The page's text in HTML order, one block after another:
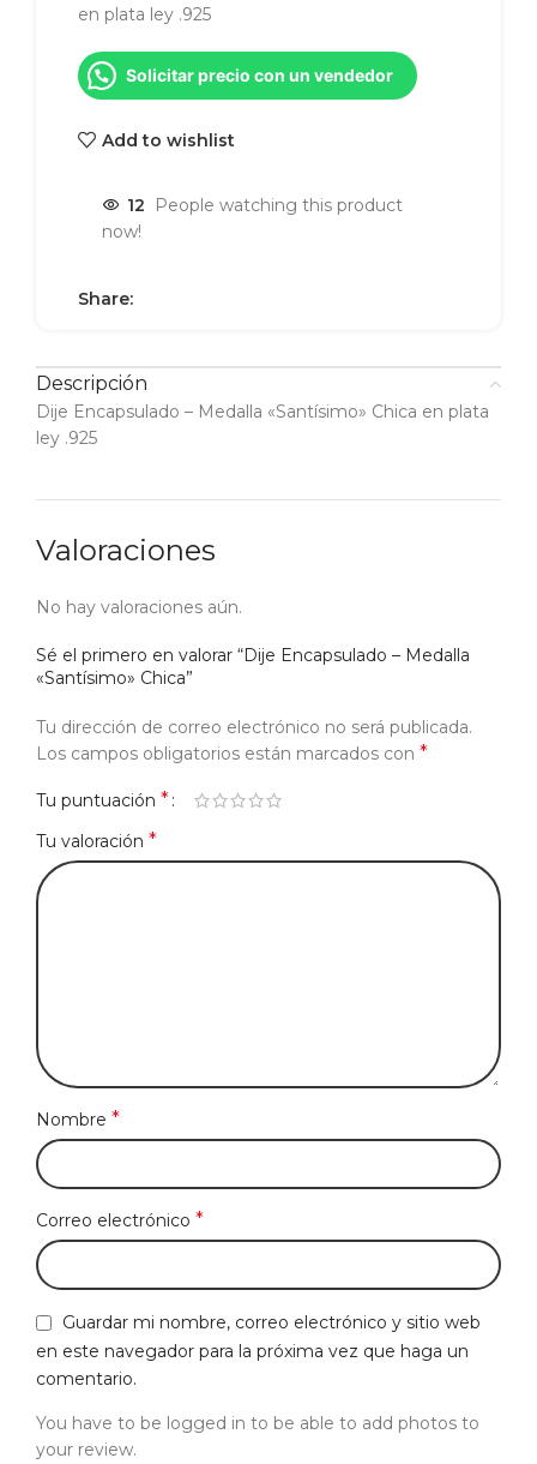
en plata ley .925
Solicitar precio con un vendedor
Add to wishlist
12
People watching this product
now!
Share:
Descripción
Dije Encapsulado – Medalla «Santísimo» Chica en plata
ley .925
Valoraciones
No hay valoraciones aún.
Sé el primero en valorar “Dije Encapsulado – Medalla
«Santísimo» Chica”
Tu dirección de correo electrónico no será publicada.
Los campos obligatorios están marcados con *
Tu puntuación *
Tu valoración *
Nombre *
Correo electrónico *
Guardar mi nombre, correo electrónico y sitio web
en este navegador para la próxima vez que haga un
comentario.
You have to be logged in to be able to add photos to
your review.